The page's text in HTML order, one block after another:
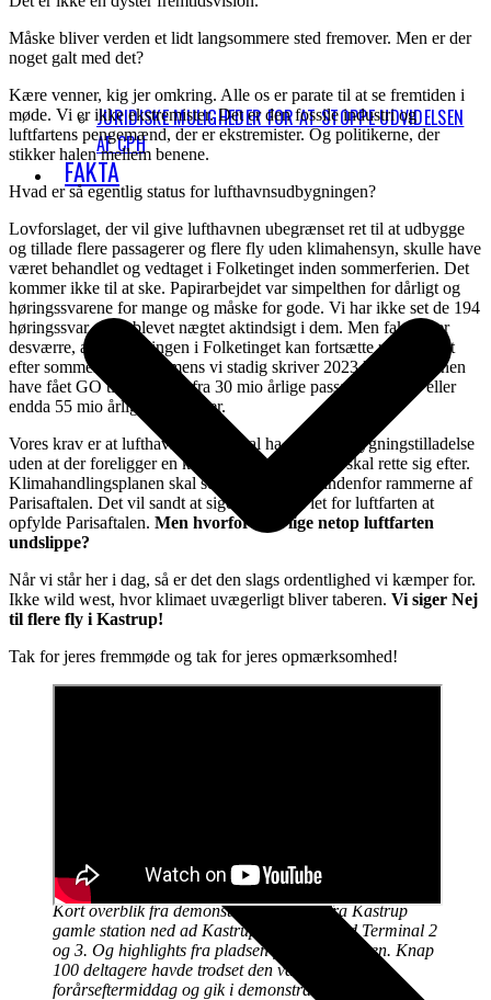
JURIDISKE MULIGHEDER FOR AT STOPPE UDVIDELSEN
AF CPH
FAKTA
Måske bliver verden et lidt langsommere sted fremover. Men er der
noget galt med det?
Kære venner, kig jer omkring. Alle os er parate til at se fremtiden i
møde. Vi er ikke ekstremister. Det er den fossile industri og
luftfartens pengemænd, der er ekstremister. Og politikerne, der
stikker halen mellem benene.
Hvad er så egentlig status for lufthavnsudbygningen?
Lovforslaget, der vil give lufthavnen ubegrænset ret til at udbygge
og tillade flere passagerer og flere fly uden klimahensyn, skulle have
været behandlet og vedtaget i Folketinget inden sommerferien. Det
kommer ikke til at ske. Papirarbejdet var simpelthen for dårligt og
høringssvarene for mange og måske for gode. Vi har ikke set de 194
høringssvar og er blevet nægtet aktindsigt i dem. Men faktum er
desværre, at behandlingen i Folketinget kan fortsætte ufortrødent
efter sommerferien, og mens vi stadig skriver 2023 kan lufthavnen
have fået GO til at udvide fra 30 mio årlige passagerer til 40 eller
endda 55 mio årlige passagerer.
Vores krav er at lufthavnen ikke skal ha nogen udbygningstilladelse
uden at der foreligger en klimahandlingsplan, de skal rette sig efter.
Klimahandlingsplanen skal selvfølgelig være indenfor rammerne af
Parisaftalen. Det vil sandt at sige ikke blive let for luftfarten at
opfylde Parisaftalen. Men hvorfor skal lige netop luftfarten
undslippe?
Når vi står her i dag, så er det den slags ordentlighed vi kæmper for.
Ikke wild west, hvor klimaet uvægerligt bliver taberen. Vi siger Nej
til flere fly i Kastrup!
Tak for jeres fremmøde og tak for jeres opmærksomhed!
Kort overblik fra demonstrationen, lige fra Kastrup
gamle station ned ad Kastruplundgade mod Terminal 2
og 3. Og highlights fra pladsen foran lufthavnen. Knap
100 deltagere havde trodset den varme
forårseftermiddag og gik i demonstration.